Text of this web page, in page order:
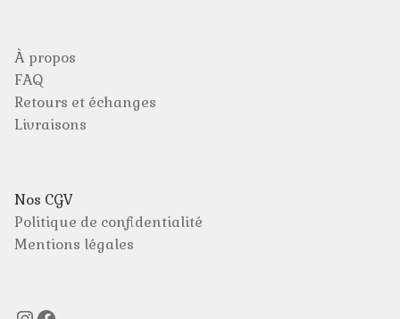
À propos
FAQ
Retours et échanges
Livraisons
Nos CGV
Politique de confidentialité
Mentions légales